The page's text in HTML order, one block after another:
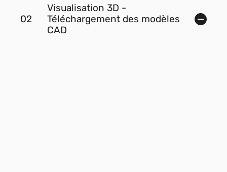
02
Visualisation 3D -
Téléchargement des modèles
CAD